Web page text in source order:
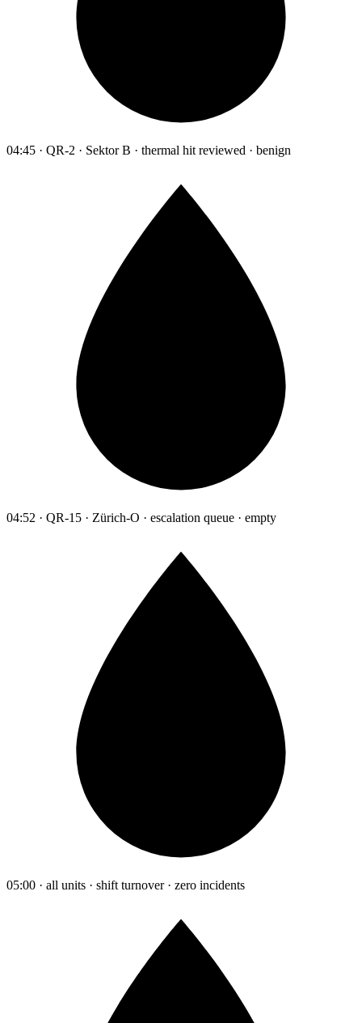
04:45 · QR-2 · Sektor B · thermal hit reviewed · benign
04:52 · QR-15 · Zürich-O · escalation queue · empty
05:00 · all units · shift turnover · zero incidents